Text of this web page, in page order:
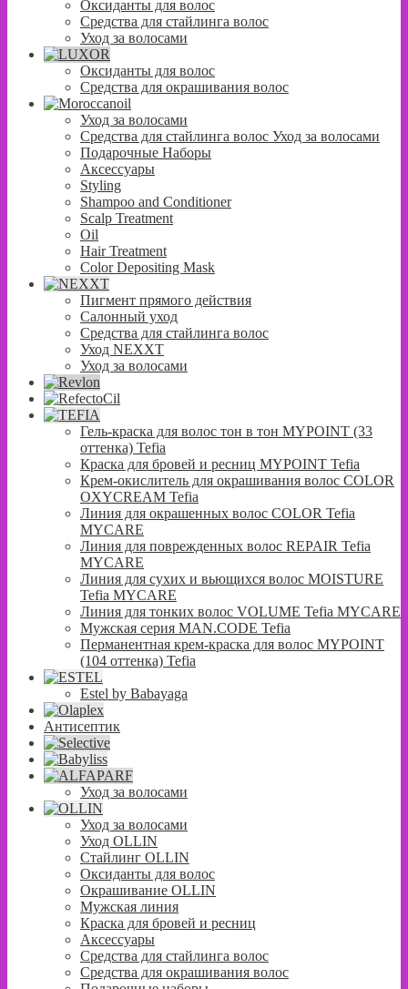
Оксиданты для волос
Средства для стайлинга волос
Уход за волосами
Оксиданты для волос
Средства для окрашивания волос
Уход за волосами
Средства для стайлинга волос Уход за волосами
Подарочные Наборы
Аксессуары
Styling
Shampoo and Conditioner
Scalp Treatment
Oil
Hair Treatment
Color Depositing Mask
Пигмент прямого действия
Салонный уход
Средства для стайлинга волос
Уход NEXXT
Уход за волосами
Гель-краска для волос тон в тон MYPOINT (33
оттенка) Tefia
Краска для бровей и ресниц MYPOINT Tefia
Крем-окислитель для окрашивания волос COLOR
OXYCREAM Tefia
Линия для окрашенных волос COLOR Tefia
MYCARE
Линия для поврежденных волос REPAIR Tefia
MYCARE
Линия для сухих и вьющихся волос MOISTURE
Tefia MYCARE
Линия для тонких волос VOLUME Tefia MYCARE
Мужская серия MAN.CODE Tefia
Перманентная крем-краска для волос MYPOINT
(104 оттенка) Tefia
Estel by Babayaga
Антисептик
Уход за волосами
Уход за волосами
Уход OLLIN
Стайлинг OLLIN
Оксиданты для волос
Окрашивание OLLIN
Мужская линия
Краска для бровей и ресниц
Аксессуары
Средства для стайлинга волос
Средства для окрашивания волос